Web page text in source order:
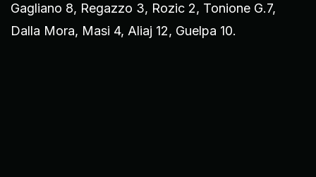
Gagliano 8, Regazzo 3, Rozic 2, Tonione G.7,
Dalla Mora, Masi 4, Aliaj 12, Guelpa 10.